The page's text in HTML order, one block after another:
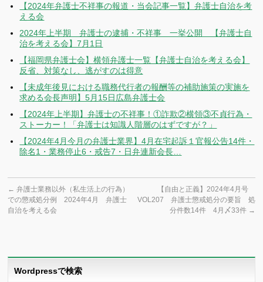
【2024年弁護士不祥事の報道・当会記事一覧】弁護士自治を考
える会
2024年上半期 弁護士の逮捕・不祥事 一挙公開 【弁護士自
治を考える会】7月1日
【福岡県弁護士会】横領弁護士一覧【弁護士自治を考える会】
反省、対策なし、逃がすのは得意
【未成年後見における職務代行者の報酬等の補助施策の実施を
求める会長声明】5月15日広島弁護士会
【2024年上半期】弁護士の不祥事！①詐欺②横領③不貞行為・
ストーカー！「弁護士は知識人階層のはずですが？」
【2024年4月今月の弁護士業界】4月在宅起訴１官報公告14件・
除名1・業務停止6・戒告7・日弁連新会長…
← 弁護士業務以外（私生活上の行為）
での懲戒処分例 2024年4月 弁護士
自治を考える会
【自由と正義】2024年4月号
VOL207 弁護士懲戒処分の要旨 処
分件数14件 4月〆33件 →
Wordpressで検索